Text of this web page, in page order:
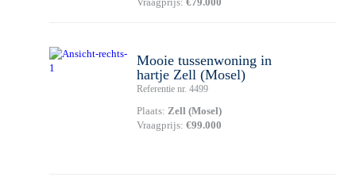
Mooie tussenwoning in
hartje Zell (Mosel)
Referentie nr. 4499
Plaats: Zell (Mosel)
Vraagprijs: €99.000